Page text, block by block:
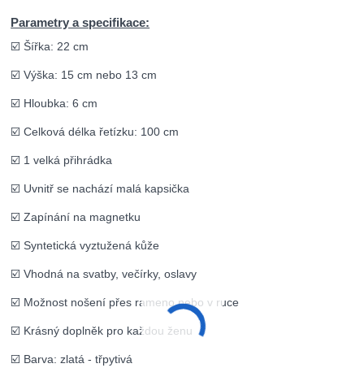
Parametry a specifikace:
☑️ Šířka: 22 cm
☑️ Výška: 15 cm nebo 13 cm
☑️ Hloubka: 6 cm
☑️ Celková délka řetízku: 100 cm
☑️ 1 velká přihrádka
☑️ Uvnitř se nachází malá kapsička
☑️ Zapínání na magnetku
☑️ Syntetická vyztužená kůže
☑️ Vhodná na svatby, večírky, oslavy
☑️ Možnost nošení přes rameno nebo v ruce
☑️ Krásný doplněk pro každou ženu
☑️ Barva: zlatá - třpytivá